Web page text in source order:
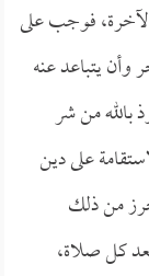
فوجب على
يتباعد عنه
بالله من شر
على دين
من ذلك
كل صلاة،